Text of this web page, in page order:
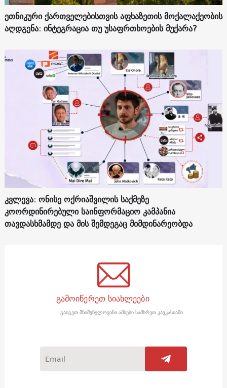
ეთნიკური ქართველებისთვის აფხაზეთის მოქალაქეობის
აღდგენა: ინტეგრაცია თუ უსაფრთხოების მუქარა?
კვლევა: ონისე ოქრიაშვილის საქმეზე
კოორდინირებული საინფორმაციო კამპანია
თავდასხმამდე და მის შემდეგაც მიმდინარეობდა
გამოიწერეთ სიახლეები
გაიგეთ მნიშვნელოვანი ამბები სამხრეთ კავკასიაში